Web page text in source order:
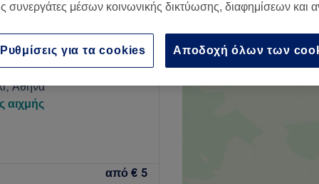
Κολωνάκι
925 κριτικές
Αθήνα
αιχμής
από € 5
συνεργάτες μέσων κοινωνικής δικτύωσης, διαφημίσεων και
Αποδοχή όλων των
Ρυθμίσεις για τα cookies